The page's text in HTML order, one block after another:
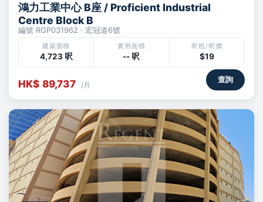
鴻力工業中心 B座 / Proficient Industrial
Centre Block B
編號 RGP031962 · 宏冠道6號
建築面積
4,723 呎
實用面積
-- 呎
呎租/呎價
$19
HK$ 89,737 /月
查詢